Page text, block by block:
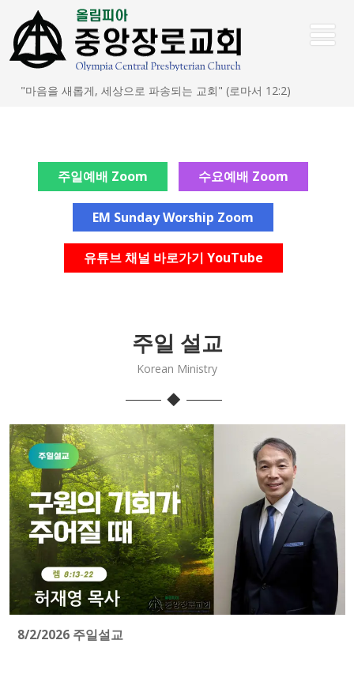
"마음을 새롭게, 세상으로 파송되는 교회" (로마서 12:2)
주일예배 Zoom 수요예배 Zoom
EM Sunday Worship Zoom
유튜브 채널 바로가기 YouTube
주일 설교
Korean Ministry
8/2/2026 주일설교